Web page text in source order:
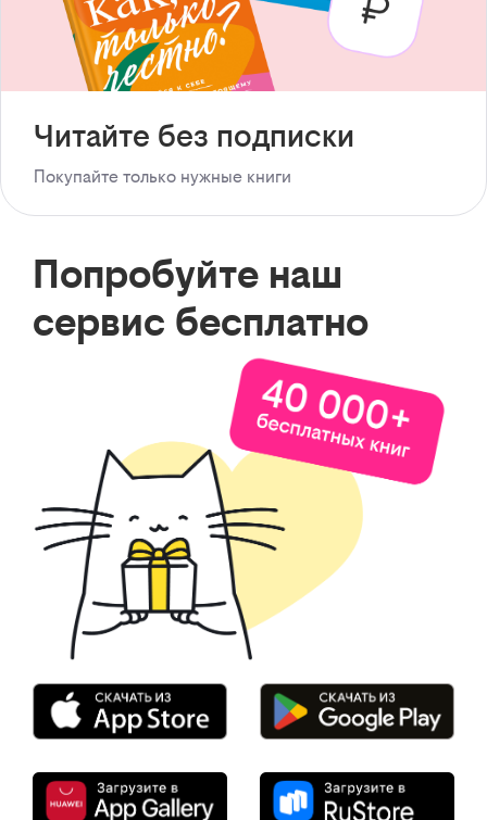
Читайте без подписки
Покупайте только нужные книги
Попробуйте наш
сервис бесплатно